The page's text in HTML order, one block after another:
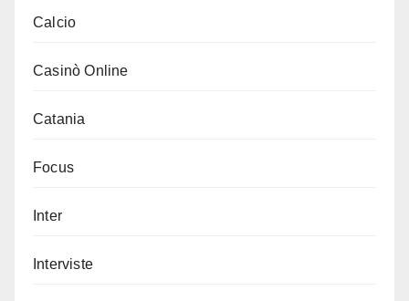
Calcio
Casinò Online
Catania
Focus
Inter
Interviste